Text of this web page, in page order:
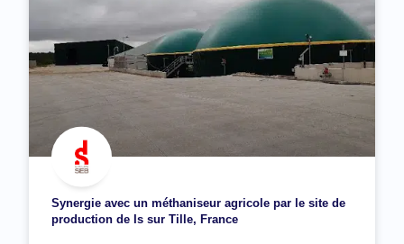
Synergie avec un méthaniseur agricole par le site de
production de Is sur Tille, France